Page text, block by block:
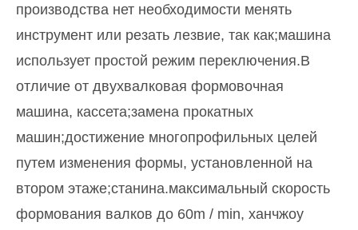
производства нет необходимости менять
инструмент или резать лезвие, так как;машина
использует простой режим переключения.В
отличие от двухвалковая формовочная
машина, кассета;замена прокатных
машин;достижение многопрофильных целей
путем изменения формы, установленной на
втором этаже;станина.максимальный скорость
формования валков до 60m / min, ханчжоу